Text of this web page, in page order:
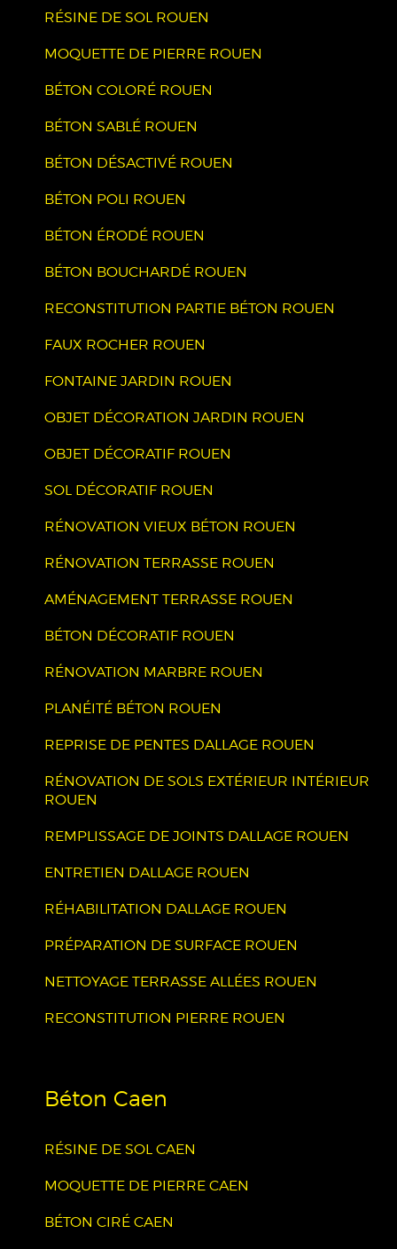
RÉSINE DE SOL ROUEN
MOQUETTE DE PIERRE ROUEN
BÉTON COLORÉ ROUEN
BÉTON SABLÉ ROUEN
BÉTON DÉSACTIVÉ ROUEN
BÉTON POLI ROUEN
BÉTON ÉRODÉ ROUEN
BÉTON BOUCHARDÉ ROUEN
RECONSTITUTION PARTIE BÉTON ROUEN
FAUX ROCHER ROUEN
FONTAINE JARDIN ROUEN
OBJET DÉCORATION JARDIN ROUEN
OBJET DÉCORATIF ROUEN
SOL DÉCORATIF ROUEN
RÉNOVATION VIEUX BÉTON ROUEN
RÉNOVATION TERRASSE ROUEN
AMÉNAGEMENT TERRASSE ROUEN
BÉTON DÉCORATIF ROUEN
RÉNOVATION MARBRE ROUEN
PLANÉITÉ BÉTON ROUEN
REPRISE DE PENTES DALLAGE ROUEN
RÉNOVATION DE SOLS EXTÉRIEUR INTÉRIEUR
ROUEN
REMPLISSAGE DE JOINTS DALLAGE ROUEN
ENTRETIEN DALLAGE ROUEN
RÉHABILITATION DALLAGE ROUEN
PRÉPARATION DE SURFACE ROUEN
NETTOYAGE TERRASSE ALLÉES ROUEN
RECONSTITUTION PIERRE ROUEN
Béton Caen
RÉSINE DE SOL CAEN
MOQUETTE DE PIERRE CAEN
BÉTON CIRÉ CAEN